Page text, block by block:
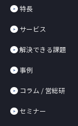
特長
サービス
解決できる課題
事例
コラム / 営総研
セミナー